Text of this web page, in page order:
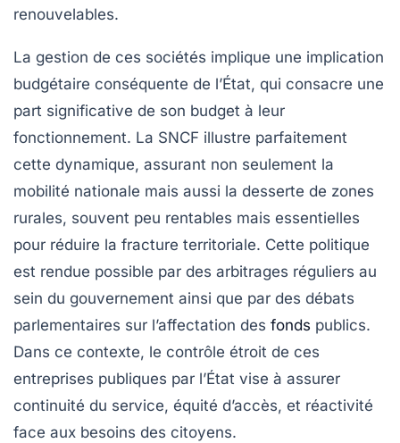
renouvelables.
La gestion de ces sociétés implique une implication
budgétaire conséquente de l’État, qui consacre une
part significative de son budget à leur
fonctionnement. La SNCF illustre parfaitement
cette dynamique, assurant non seulement la
mobilité nationale mais aussi la desserte de zones
rurales, souvent peu rentables mais essentielles
pour réduire la fracture territoriale. Cette politique
est rendue possible par des arbitrages réguliers au
sein du gouvernement ainsi que par des débats
parlementaires sur l’affectation des fonds publics.
Dans ce contexte, le contrôle étroit de ces
entreprises publiques par l’État vise à assurer
continuité du service, équité d’accès, et réactivité
face aux besoins des citoyens.